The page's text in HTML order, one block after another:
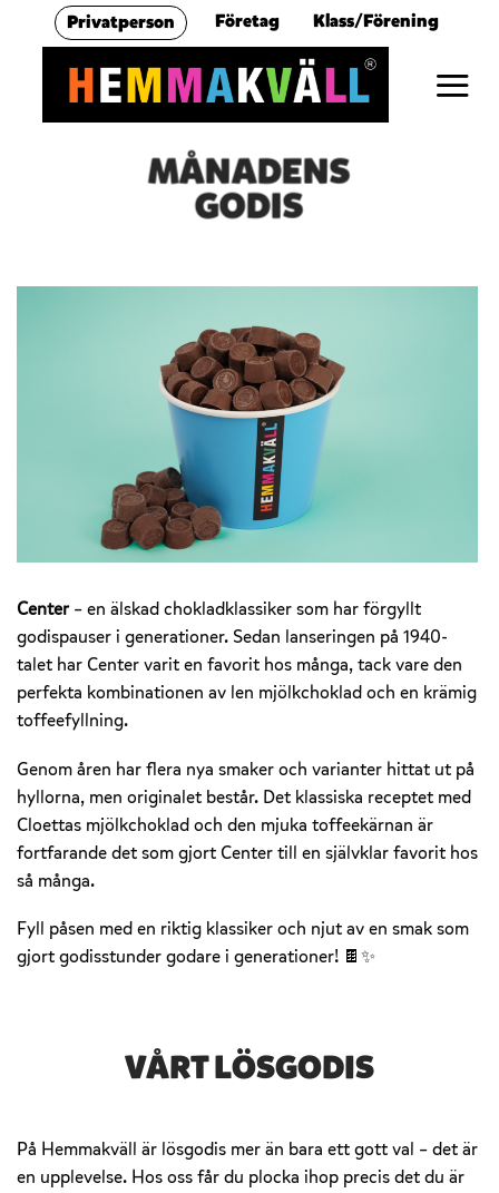
Privatperson Företag Klass/Förening
MÅNADENS
GODIS
Center– en älskad chokladklassiker som har förgyllt
godispauser i generationer. Sedan lanseringen på 1940-
talet har Center varit en favorit hos många, tack vare den
perfekta kombinationen av len mjölkchoklad och en krämig
toffeefyllning.
Genom åren har flera nya smaker och varianter hittat ut på
hyllorna, men originalet består. Det klassiska receptet med
Cloettas mjölkchoklad och den mjuka toffeekärnan är
fortfarande det som gjort Center till en självklar favorit hos
så många.
Fyll påsen med en riktig klassiker och njut av en smak som
gjort godisstunder godare i generationer! 🍫✨
VÅRT LÖSGODIS
På Hemmakväll är lösgodis mer än bara ett gott val – det är
en upplevelse. Hos oss får du plocka ihop precis det du är